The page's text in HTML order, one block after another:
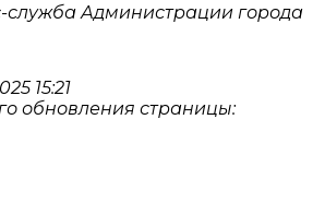
служба Администрации города
15:21
обновления страницы: